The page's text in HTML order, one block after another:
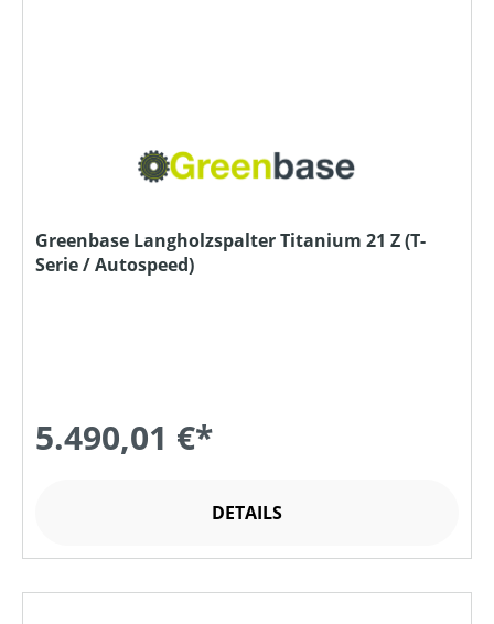
Greenbase Langholzspalter Titanium 21 Z (T-
Serie / Autospeed)
5.490,01 €*
DETAILS